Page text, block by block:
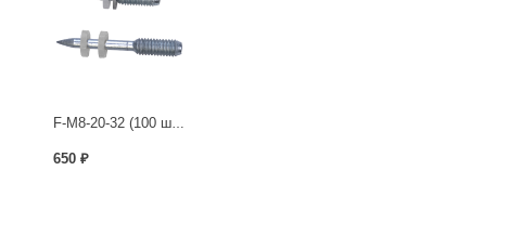
F-M8-20-32 (100 шт./уп)
650 ₽